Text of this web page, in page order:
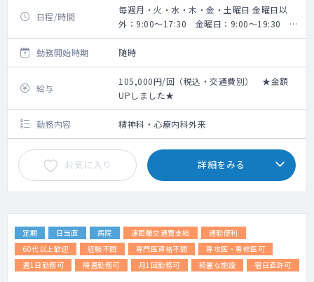
日程/時間
毎週月・火・水・木・金・土曜日 金曜日以
外：9:00～17:30 金曜日：9:00～19:30 ※
実働7時間
勤務開始時期
随時
給与
105,000円/回（税込・交通費別） ★金額
UPしました★
勤務内容 精神科・心療内科外来
お気に入り 詳細をみる
定期 日当直 病院 遠距離交通費支給
通勤便利
60代以上歓迎
経験不問 専門医資格不問
専攻医・専修医可
週1日勤務可
隔週勤務可 月1回勤務可 綺麗な施設 宿日直許可